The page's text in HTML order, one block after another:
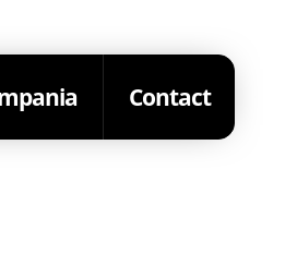
Contact